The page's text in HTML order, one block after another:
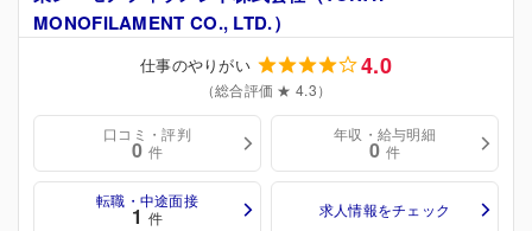
MONOFILAMENT CO., LTD.）
仕事のやりがい 4.0
（総合評価 ★ 4.3）
口コミ・評判
0 件
年収・給与明細
0 件
転職・中途面接
1 件 求人情報をチェック